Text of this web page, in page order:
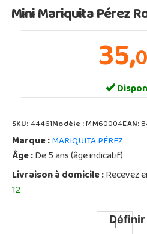
Mini Mariquita Pérez
35,
SKU:44461Modèle :MM60004EAN:
Marque :MARIQUITA PÉREZ
Âge :De 5 ans (âge indicatif)
Livraison à domicile :Recevez
12
Définir